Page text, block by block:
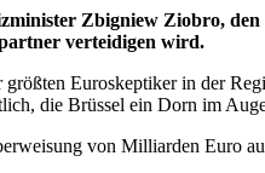
Zbigniew Ziobro, den
verteidigen wird.
Euroskeptiker in der
die Brüssel ein Dorn im
von Milliarden Euro